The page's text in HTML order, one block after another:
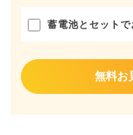
蓄電池とセットで
無料お